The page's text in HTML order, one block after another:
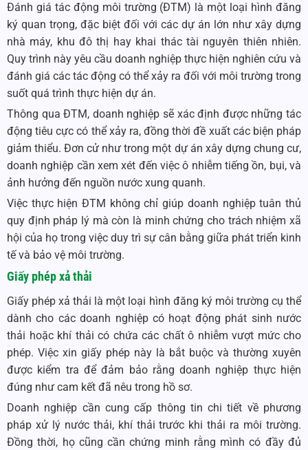
Đánh giá tác động môi trường (ĐTM) là một loại hình đăng
ký quan trọng, đặc biệt đối với các dự án lớn như xây dựng
nhà máy, khu đô thị hay khai thác tài nguyên thiên nhiên.
Quy trình này yêu cầu doanh nghiệp thực hiện nghiên cứu và
đánh giá các tác động có thể xảy ra đối với môi trường trong
suốt quá trình thực hiện dự án.
Thông qua ĐTM, doanh nghiệp sẽ xác định được những tác
động tiêu cực có thể xảy ra, đồng thời đề xuất các biện pháp
giảm thiểu. Đơn cử như trong một dự án xây dựng chung cư,
doanh nghiệp cần xem xét đến việc ô nhiễm tiếng ồn, bụi, và
ảnh hưởng đến nguồn nước xung quanh.
Việc thực hiện ĐTM không chỉ giúp doanh nghiệp tuân thủ
quy định pháp lý mà còn là minh chứng cho trách nhiệm xã
hội của họ trong việc duy trì sự cân bằng giữa phát triển kinh
tế và bảo vệ môi trường.
Giấy phép xả thải
Giấy phép xả thải là một loại hình đăng ký môi trường cụ thể
dành cho các doanh nghiệp có hoạt động phát sinh nước
thải hoặc khí thải có chứa các chất ô nhiễm vượt mức cho
phép. Việc xin giấy phép này là bắt buộc và thường xuyên
được kiểm tra để đảm bảo rằng doanh nghiệp thực hiện
đúng như cam kết đã nêu trong hồ sơ.
Doanh nghiệp cần cung cấp thông tin chi tiết về phương
pháp xử lý nước thải, khí thải trước khi thải ra môi trường.
Đồng thời, họ cũng cần chứng minh rằng mình có đầy đủ